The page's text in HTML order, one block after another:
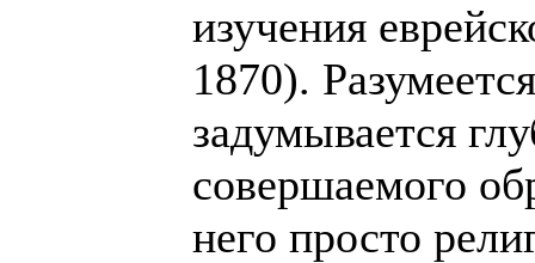
изучения
1870).
задумывается
совершаемого
него просто